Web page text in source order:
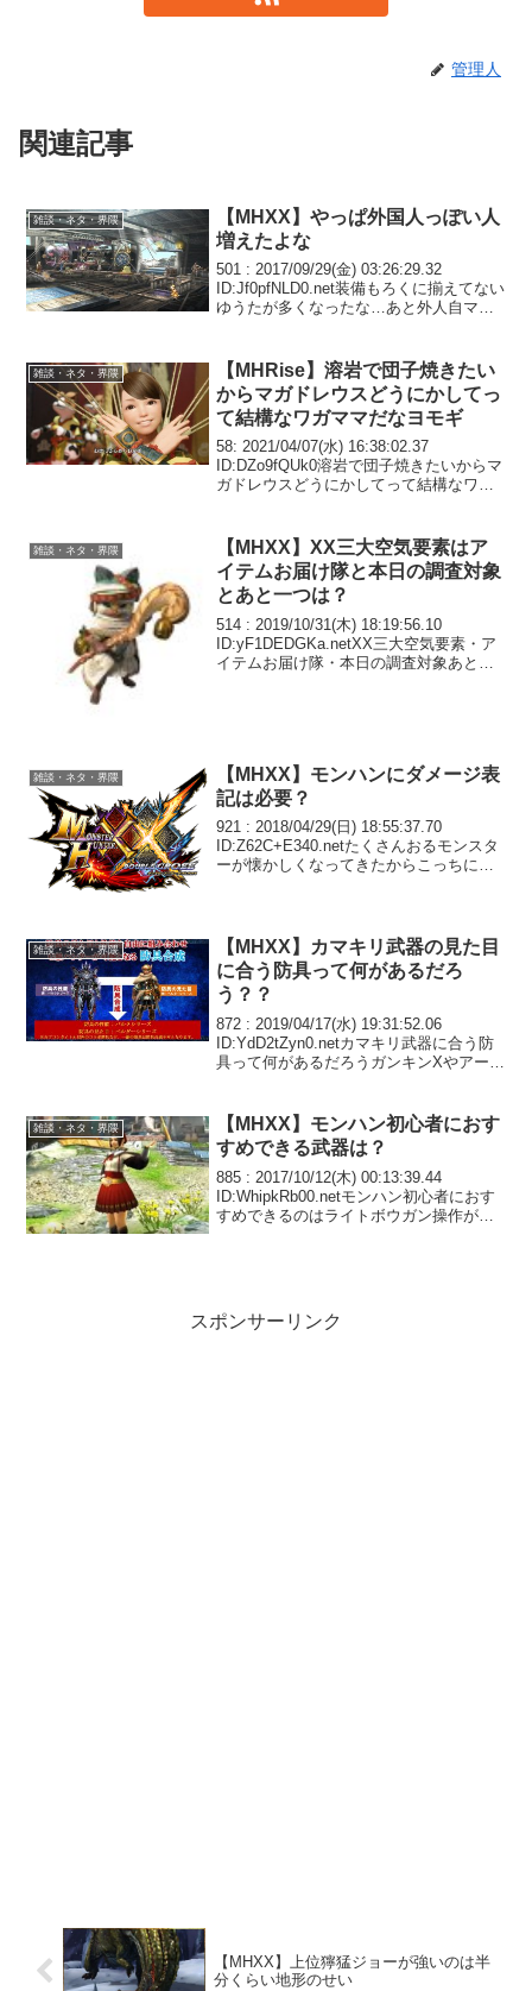
管理人
関連記事
雑談・ネタ・界隈
【MHXX】やっぱ外国人っぽい人
増えたよな
501 : 2017/09/29(金) 03:26:29.32
ID:Jf0pfNLD0.net装備もろくに揃えてない
ゆうたが多くなったな…あと外人自マキ
雑談・ネタ・界隈
【MHRise】溶岩で団子焼きたい
からマガドレウスどうにかしてっ
て結構なワガママだなヨモギ
58: 2021/04/07(水) 16:38:02.37
ID:DZo9fQUk0溶岩で団子焼きたいからマ
ガドレウスどうにかしてって結構なワガ
雑談・ネタ・界隈
【MHXX】XX三大空気要素はア
イテムお届け隊と本日の調査対象
とあと一つは？
514 : 2019/10/31(木) 18:19:56.10
ID:yF1DEDGKa.netXX三大空気要素・ア
イテムお届け隊・本日の調査対象あと一
雑談・ネタ・界隈
【MHXX】モンハンにダメージ表
記は必要？
921 : 2018/04/29(日) 18:55:37.70
ID:Z62C+E340.netたくさんおるモンスタ
ーが懐かしくなってきたからこっちに戻
雑談・ネタ・界隈
【MHXX】カマキリ武器の見た目
に合う防具って何があるだろ
う？？
872 : 2019/04/17(水) 19:31:52.06
ID:YdD2tZyn0.netカマキリ武器に合う防
具って何があるだろうガンキンXやアーテ
雑談・ネタ・界隈
【MHXX】モンハン初心者におす
すめできる武器は？
885 : 2017/10/12(木) 00:13:39.44
ID:WhipkRb00.netモンハン初心者におす
すめできるのはライトボウガン操作が簡
スポンサーリンク
【MHXX】上位獰猛ジョーが強いのは半
分くらい地形のせい